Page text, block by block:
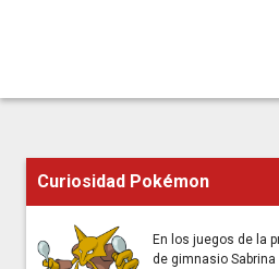
Curiosidad Pokémon
En los juegos de la
de gimnasio